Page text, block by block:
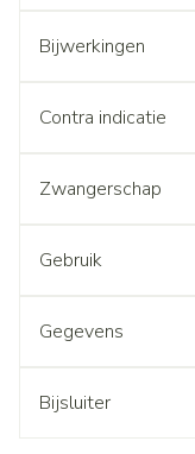
Bijwerkingen
Contra indicatie
Zwangerschap
Gebruik
Gegevens
Bijsluiter